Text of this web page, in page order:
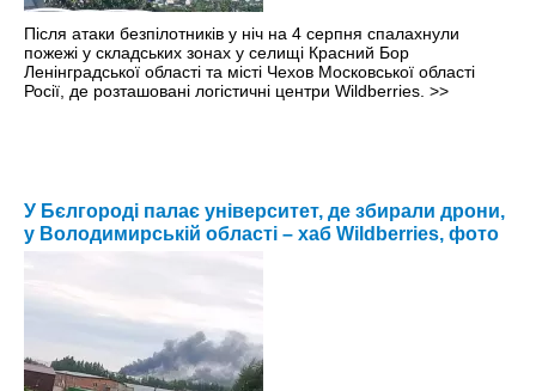
Після атаки безпілотників у ніч на 4 серпня спалахнули
пожежі у складських зонах у селищі Красний Бор
Ленінградської області та місті Чехов Московської області
Росії, де розташовані логістичні центри Wildberries. >>
У Бєлгороді палає університет, де збирали дрони,
у Володимирській області – хаб Wildberries, фото